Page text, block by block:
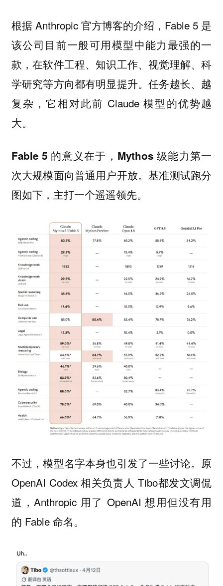
根据 Anthropic 官方博客的介绍，Fable 5 是
该公司目前一般可用模型中能力最强的一
款，在软件工程、知识工作、视觉理解、科
学研究等方向都有明显提升。任务越长、越
复杂，它相对此前 Claude 模型的优势越
大。
Fable 5 的意义在于，Mythos 级能力第一
次大规模面向普通用户开放。基准测试跑分
图如下，主打一个遥遥领先。
不过，模型名字本身也引发了一些讨论。原
OpenAI Codex 相关负责人 Tibo都发文调侃
道，Anthropic 用了 OpenAI 想用但没有用
的 Fable 命名。